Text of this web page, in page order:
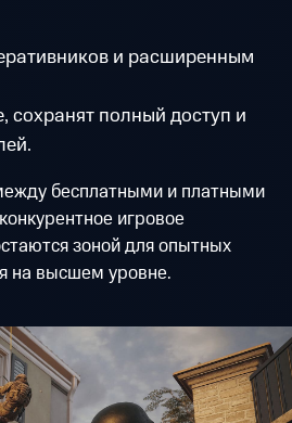
и расширенным
сохранят полный доступ и
бесплатными и платными
игровое
зоной для опытных
на высшем уровне.